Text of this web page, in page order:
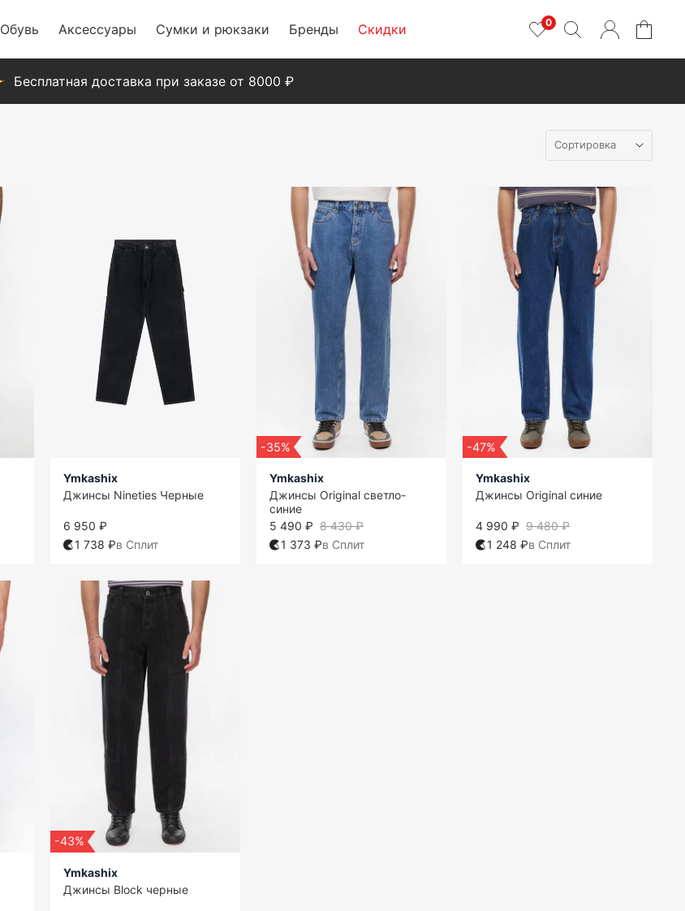
0
Обувь Аксессуары Сумки и рюкзаки Бренды Скидки
Бесплатная доставка при заказе от 8000 ₽
Ymkashix
Джинсы Nineties Черные
6 950 ₽
1 738 ₽в Сплит
-35%
Ymkashix
Джинсы Original светло-
синие
8 430 ₽
5 490 ₽
1 373 ₽в Сплит
-47%
Ymkashix
Джинсы Original синие
9 480 ₽
4 990 ₽
1 248 ₽в Сплит
-43%
Ymkashix
Джинсы Block черные